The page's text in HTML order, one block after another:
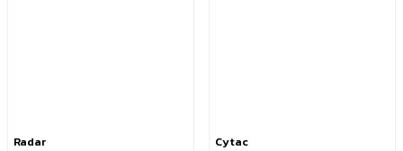
Radar Cytac